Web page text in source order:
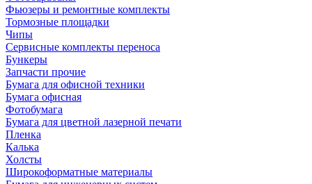
Фьюзеры и ремонтные комплекты
Тормозные площадки
Чипы
Сервисные комплекты переноса
Бункеры
Запчасти прочие
Бумага для офисной техники
Бумага офисная
Фотобумага
Бумага для цветной лазерной печати
Пленка
Калька
Холсты
Широкоформатные материалы